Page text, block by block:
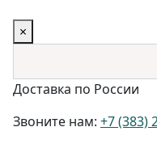
×
Доставка по России
Звоните нам: +7 (383)